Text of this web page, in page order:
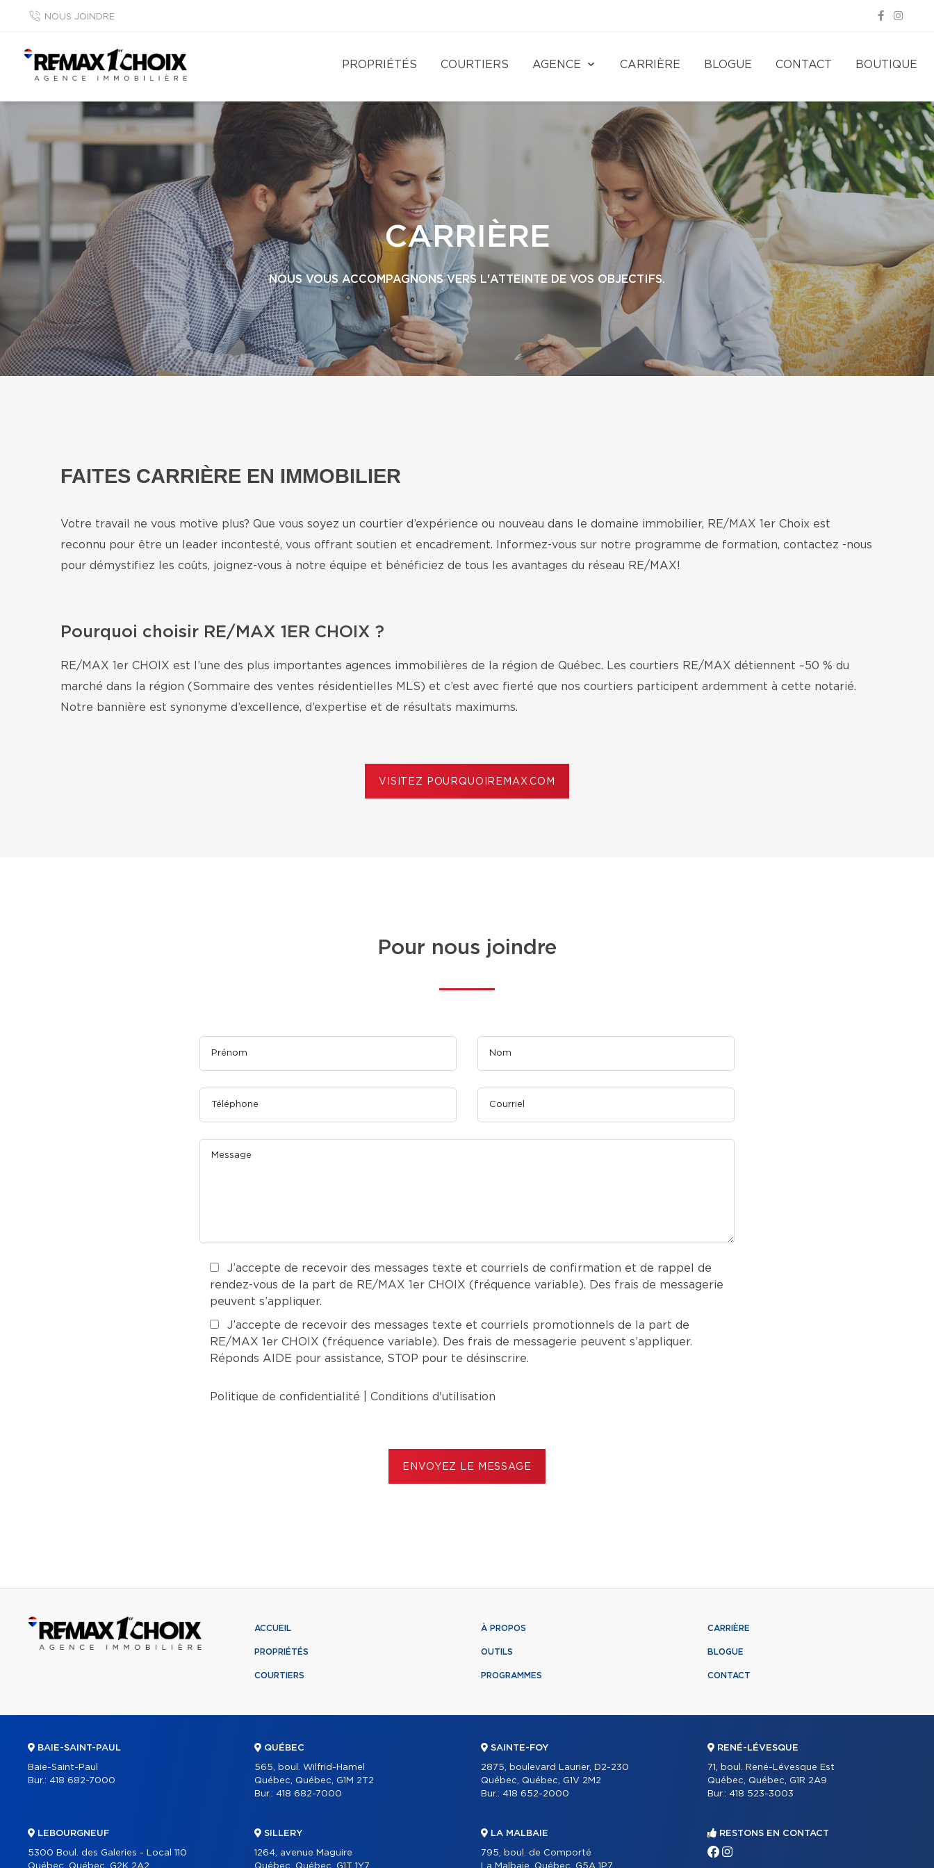
NOUS JOINDRE
PROPRIÉTÉS COURTIERS AGENCE CARRIÈRE BLOGUE CONTACT BOUTIQUE
CARRIÈRE
NOUS VOUS ACCOMPAGNONS VERS L'ATTEINTE DE VOS OBJECTIFS.
FAITES CARRIÈRE EN IMMOBILIER
Votre travail ne vous motive plus? Que vous soyez un courtier d’expérience ou nouveau dans le domaine immobilier, RE/MAX 1er Choix est
reconnu pour être un leader incontesté, vous offrant soutien et encadrement. Informez-vous sur notre programme de formation, contactez -nous
pour démystifiez les coûts, joignez-vous à notre équipe et bénéficiez de tous les avantages du réseau RE/MAX!
Pourquoi choisir RE/MAX 1ER CHOIX ?
RE/MAX 1er CHOIX est l’une des plus importantes agences immobilières de la région de Québec. Les courtiers RE/MAX détiennent ~50 % du
marché dans la région (Sommaire des ventes résidentielles MLS) et c’est avec fierté que nos courtiers participent ardemment à cette notarié.
Notre bannière est synonyme d’excellence, d’expertise et de résultats maximums.
VISITEZ POURQUOIREMAX.COM
Pour nous joindre
J’accepte de recevoir des messages texte et courriels de confirmation et de rappel de
rendez-vous de la part de RE/MAX 1er CHOIX (fréquence variable). Des frais de messagerie
peuvent s’appliquer.
J’accepte de recevoir des messages texte et courriels promotionnels de la part de
RE/MAX 1er CHOIX (fréquence variable). Des frais de messagerie peuvent s’appliquer.
Réponds AIDE pour assistance, STOP pour te désinscrire.
Politique de confidentialité Conditions d'utilisation
ENVOYEZ LE MESSAGE
ACCUEIL
PROPRIÉTÉS
COURTIERS
À PROPOS
OUTILS
PROGRAMMES
CARRIÈRE
BLOGUE
CONTACT
BAIE-SAINT-PAUL
Baie-Saint-Paul
Bur.: 418 682-7000
LEBOURGNEUF
5300 Boul. des Galeries - Local 110
QUÉBEC
565, boul. Wilfrid-Hamel
Québec, Québec, G1M 2T2
Bur.: 418 682-7000
SILLERY
1264, avenue Maguire
SAINTE-FOY
2875, boulevard Laurier, D2-230
Québec, Québec, G1V 2M2
Bur.: 418 652-2000
LA MALBAIE
795, boul. de Comporté
RENÉ-LÉVESQUE
71, boul. René-Lévesque Est
Québec, Québec, G1R 2A9
Bur.: 418 523-3003
RESTONS EN CONTACT